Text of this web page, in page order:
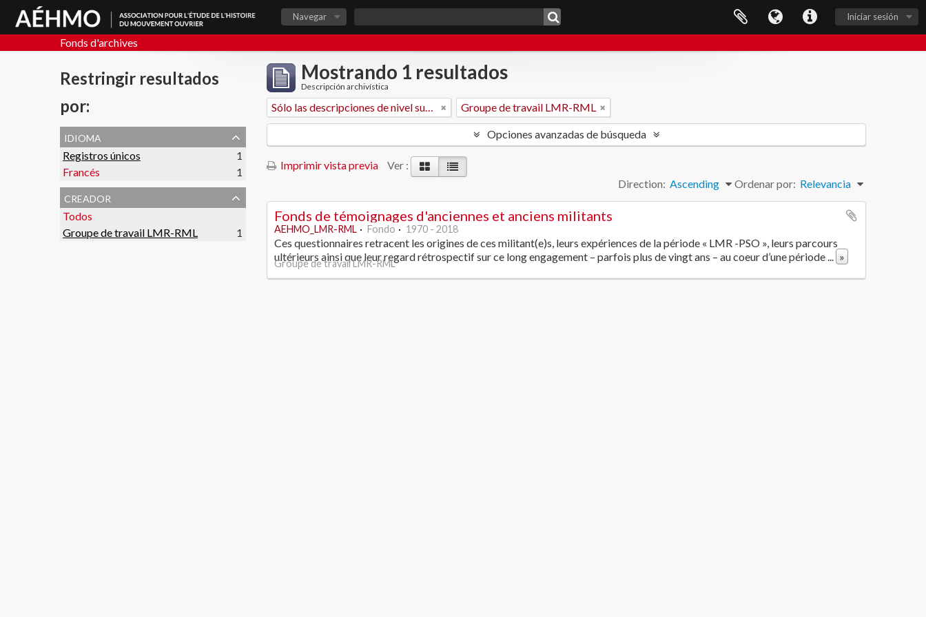
Iniciar sesión
Navegar
Fonds d'archives
Restringir resultados
por:
idioma
Registros únicos
1
Francés
1
creador
Todos
Groupe de travail LMR-RML
1
Mostrando 1 resultados
Descripción archivística
Sólo las descripciones de nivel superior Groupe de travail LMR-RML
Opciones avanzadas de búsqueda
Imprimir vista previa
Ver :
Ordenar por: Relevancia
Direction: Ascending
Fonds de témoignages d'anciennes et anciens militants
AEHMO_LMR-RML Fondo 1970 - 2018
Ces questionnaires retracent les origines de ces militant(e)s, leurs expériences de la période « LMR -PSO », leurs parcours
ultérieurs ainsi que leur regard rétrospectif sur ce long engagement – parfois plus de vingt ans – au coeur d’une période... »
Groupe de travail LMR-RML